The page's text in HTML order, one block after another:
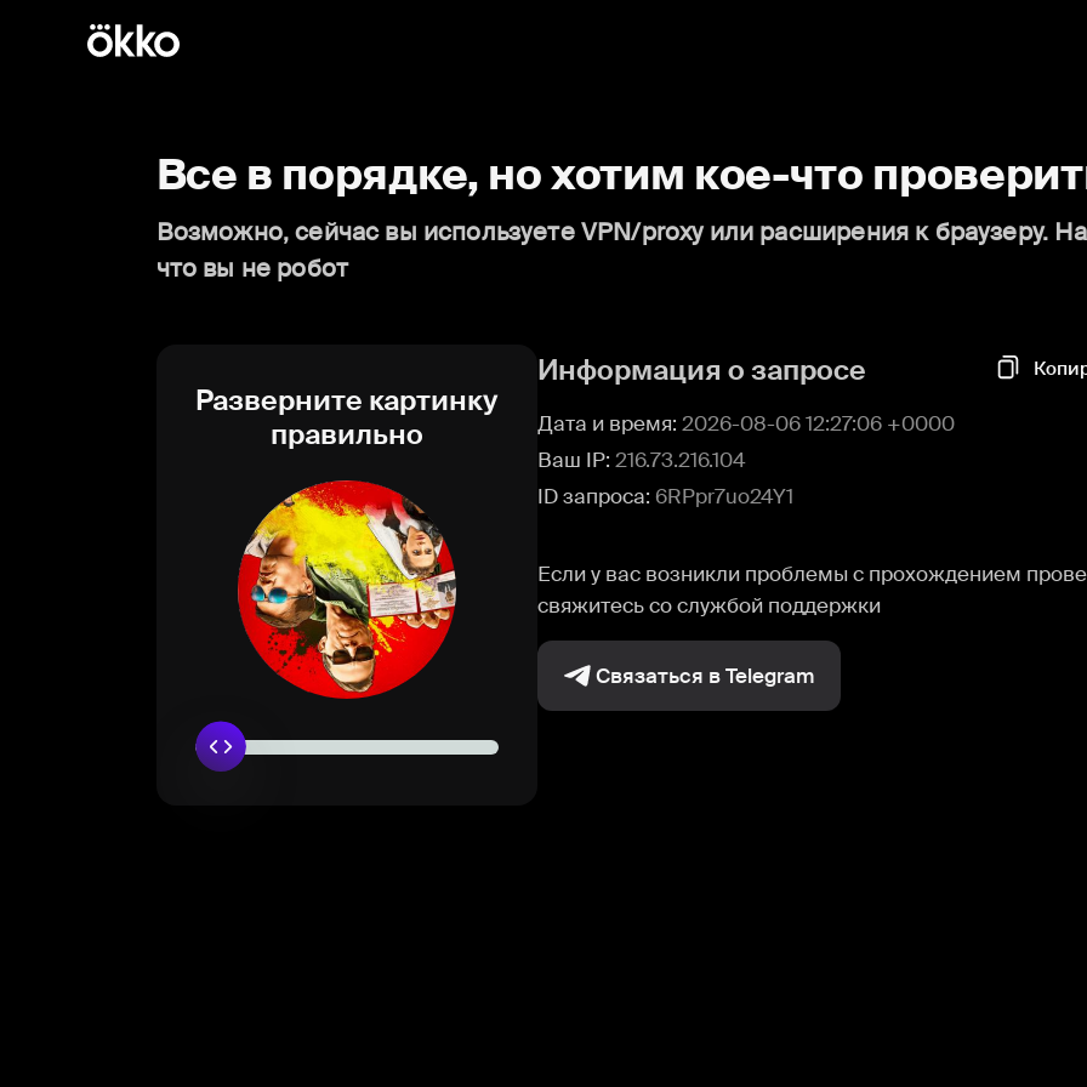
Все в порядке, но хотим кое-что
Возможно, сейчас вы используете VPN/proxy или расширения к браузеру.
что вы не робот
Разверните картинку
правильно
Информация о запросе
Дата и время: 2026-08-06 12:27:06 +0000
Ваш IP: 216.73.216.104
ID запроса: 6RPpr7uo24Y1
Если у вас возникли проблемы с прохождением
свяжитесь со службой поддержки
Связаться в Telegram